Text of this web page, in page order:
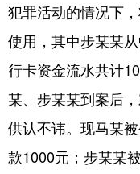
多语种频道
Русский язык
Deutsch
犯罪活动的情况下
使用，其中步某某
行卡资金流水共计
某、步某某到案后
供认不讳。现马某
款1000元；步某某